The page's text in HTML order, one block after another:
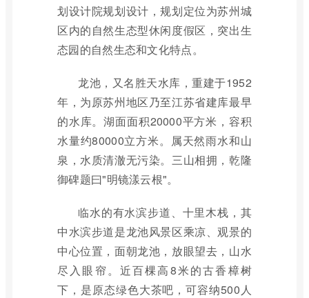
划设计院规划设计，规划定位为苏州城
区内的自然生态型休闲度假区，突出生
态园的自然生态和文化特点。
龙池，又名胜天水库，重建于1952
年，为原苏州地区乃至江苏省建库最早
的水库。湖面面积20000平方米，容积
水量约80000立方米。属天然雨水和山
泉，水质清澈无污染。三山相拥，乾隆
御碑题曰"明镜漾云根"。
临水的有水滨步道、十里木栈，其
中水滨步道是龙池风景区乘凉、观景的
中心位置，面朝龙池，放眼望去，山水
尽入眼帘。近百棵高8米的古香樟树
下，是原态绿色大茶吧，可容纳500人